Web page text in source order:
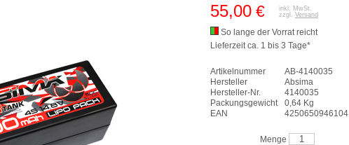
55,00 €
inkl. MwSt.
zzgl. Versand
So lange der Vorrat reicht
Lieferzeit ca. 1 bis 3 Tage*
Artikelnummer
AB-4140035
Hersteller
Absima
Hersteller-Nr.
4140035
Packungsgewicht
0,64 Kg
EAN
4250650946104
Menge